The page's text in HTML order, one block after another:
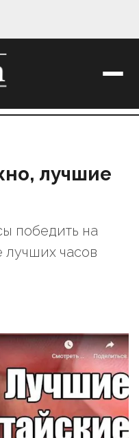
лучшие
победить на
часов